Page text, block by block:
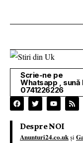
Scrie-ne pe
Whatsapp , sună
0741226226
Despre NOI
Anunturi24.co.ukși